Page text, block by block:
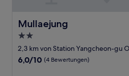
Mullaejung
Mullaejung
2.0-
Sterne-
Unterkunft
2,3 km von Station Yangcheon-gu
6.0
6,0/10 (4 Bewertungen)